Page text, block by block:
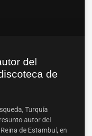
del
de
Turquía
autor del
de Estambul, en